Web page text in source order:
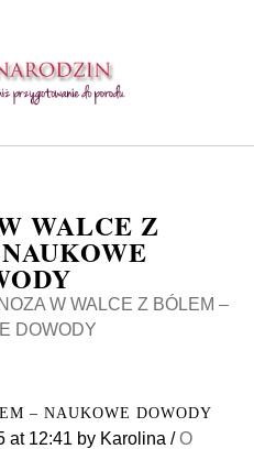
WALCE Z
W WALCE Z BÓLEM –
DOWODY
– NAUKOWE DOWODY
at 12:41 by Karolina /O